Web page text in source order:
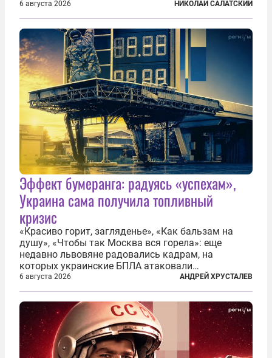
ответственного отношения к формированию
власти», — подчеркнул президент Владимир Путин
на состоявшейся 5 августа в Кремле...
6 августа 2026 НИКОЛАЙ САЛАТСКИЙ
Эффект бумеранга: радуясь «успехам»,
Украина сама получила топливный
кризис
«Красиво горит, загляденье», «Как бальзам на
душу», «Чтобы так Москва вся горела»: еще
недавно львовяне радовались кадрам, на
которых украинские БПЛА атаковали
нефтеперерабатывающие предприятия России. В
скором времени оказалось, что в «эту игру можно
играть вдвоем» — российские дроны только за...
6 августа 2026 АНДРЕЙ ХРУСТАЛЕВ